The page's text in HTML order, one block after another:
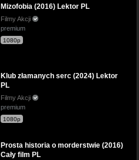
Mizofobia (2016) Lektor PL
Filmy Akcji
premium
1080p
Klub złamanych serc (2024) Lektor
PL
Filmy Akcji
premium
1080p
Prosta historia o morderstwie (2016)
Cały film PL